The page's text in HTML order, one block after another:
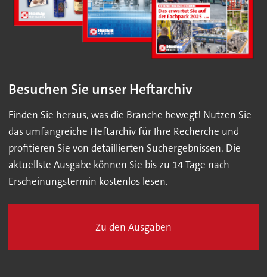
Besuchen Sie unser Heftarchiv
Finden Sie heraus, was die Branche bewegt! Nutzen Sie
das umfangreiche Heftarchiv für Ihre Recherche und
profitieren Sie von detaillierten Suchergebnissen. Die
aktuellste Ausgabe können Sie bis zu 14 Tage nach
Erscheinungstermin kostenlos lesen.
Zu den Ausgaben